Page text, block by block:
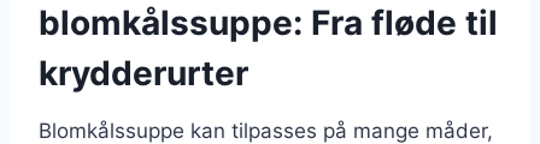
blomkålssuppe: Fra fløde til
krydderurter
Blomkålssuppe kan tilpasses på mange måder,